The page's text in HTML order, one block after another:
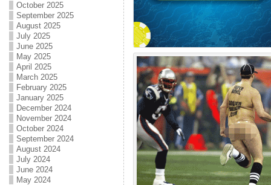
October 2025
September 2025
August 2025
July 2025
June 2025
May 2025
April 2025
March 2025
February 2025
January 2025
December 2024
November 2024
October 2024
September 2024
August 2024
July 2024
June 2024
May 2024